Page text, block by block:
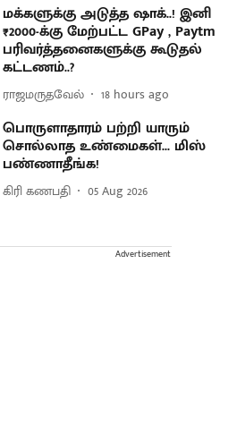
மக்களுக்கு அடுத்த ஷாக்..! இனி
₹2000-க்கு மேற்பட்ட GPay , Paytm
பரிவர்த்தனைகளுக்கு கூடுதல்
கட்டணம்..?
ராஜமருதவேல் 18 hours ago
பொருளாதாரம் பற்றி யாரும்
சொல்லாத உண்மைகள்... மிஸ்
பண்ணாதீங்க!
கிரி கணபதி 05 Aug 2026
Advertisement